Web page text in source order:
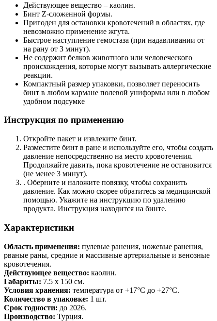
Действующее вещество – каолин.
Бинт Z-сложенной формы.
Пригоден для остановки кровотечений в областях, где
невозможно применение жгута.
Быстрое наступление гемостаза (при надавливании от
на рану от 3 минут).
Не содержит белков животного или человеческого
происхождения, которые могут вызывать аллергические
реакции.
Компактный размер упаковки, позволяет переносить
бинт в любом кармане полевой униформы или в любом
удобном подсумке
Инструкция по применению
Откройте пакет и извлеките бинт.
Разместите бинт в ране и используйте его, чтобы создать
давление непосредственно на место кровотечения.
Продолжайте давить, пока кровотечение не остановится
(не менее 3 минут).
. Оберните и наложите повязку, чтобы сохранить
давление. Как можно скорее обратитесь за медицинской
помощью. Укажите на инструкцию по удалению
продукта. Инструкция находится на бинте.
Характеристики
Область применения: пулевые ранения, ножевые ранения,
рваные раны, средние и массивные артериальные и венозные
кровотечения.
Действующее вещество: каолин.
Габариты: 7.5 x 150 см.
Условия хранения: температура от +17°С до +27°С.
Количество в упаковке: 1 шт.
Срок годности: до 2026.
Производство: Турция.